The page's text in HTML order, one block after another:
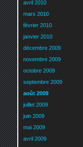
avril 2010
mars 2010
février 2010
janvier 2010
décembre 2009
novembre 2009
octobre 2009
septembre 2009
août 2009
juillet 2009
juin 2009
mai 2009
avril 2009